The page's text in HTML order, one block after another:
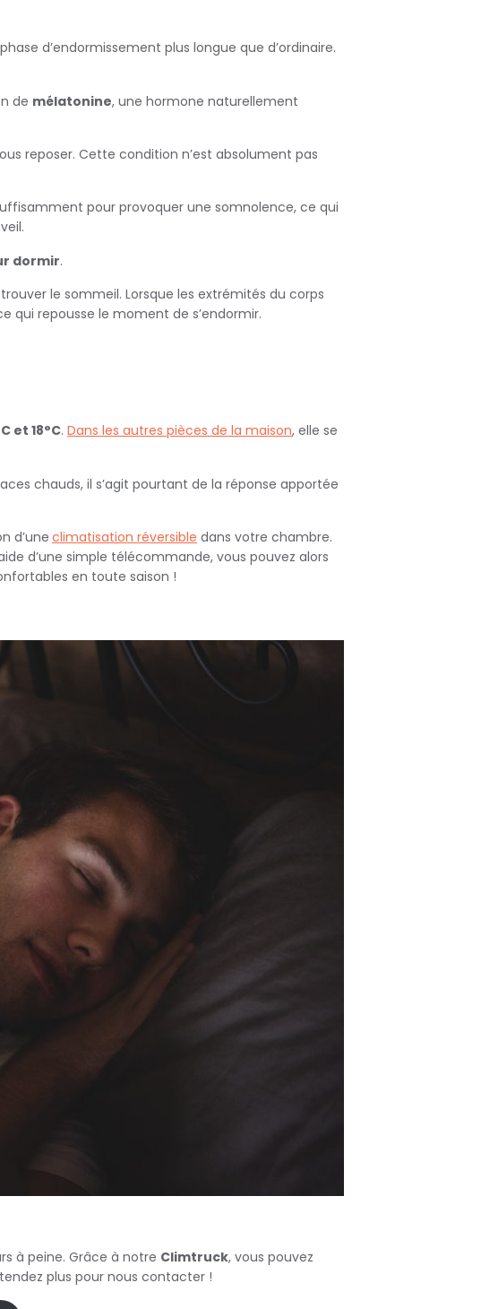
d’endormissement plus longue que d’ordinaire.
de mélatonine, une hormone naturellement
reposer. Cette condition n’est absolument pas
pour provoquer une somnolence, ce qui
dormir.
le sommeil. Lorsque les extrémités du corps
qui repousse le moment de s’endormir.
et 18°C. Dans les autres pièces de la maison, elle se
chauds, il s’agit pourtant de la réponse apportée
d’une climatisation réversible dans votre chambre.
d’une simple télécommande, vous pouvez alors
en toute saison !
à peine. Grâce à notre Climtruck, vous pouvez
plus pour nous contacter !